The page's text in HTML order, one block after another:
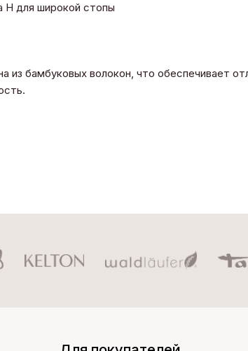
H для широкой стопы
из бамбуковых волокон, что обеспечивает